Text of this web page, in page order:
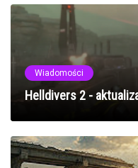
Wiadomości
Helldivers 2 -